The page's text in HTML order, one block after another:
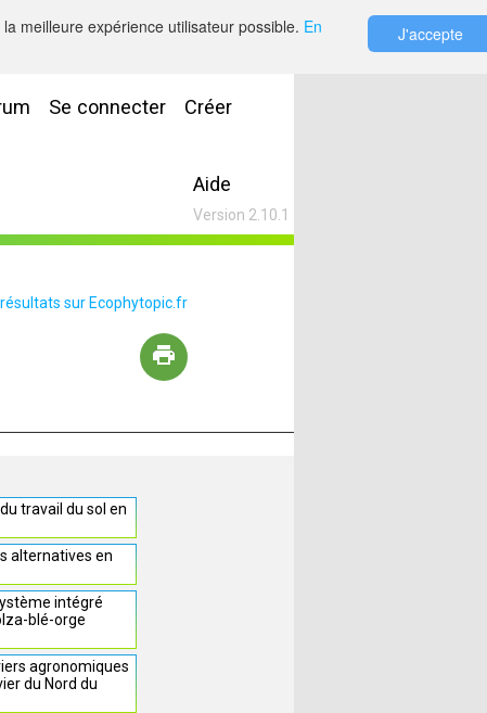
Se connecter Créer
Aide
Version 2.10.1
sur Ecophytopic.fr
travail du sol en
alternatives en
intégré
blé-orge
agronomiques
du Nord du
meilleure expérience utilisateur possible. En
J'accepte